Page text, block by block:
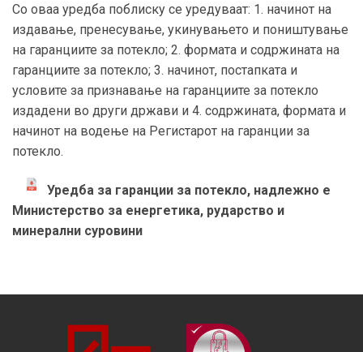
Со оваа уредба поблиску се уредуваат: 1. начинот на
издавање, пренесување, укинувањето и поништување
на гаранциите за потекло; 2. формата и содржината на
гаранциите за потекло; 3. начинот, постапката и
условите за признавање на гаранциите за потекло
издадени во други држави и 4. содржината, формата и
начинот на водење на Регистарот на гаранции за
потекло.
Уредба за гаранции за потекло, надлежно е
Министерство за енергетика, рударство и
минерални суровини